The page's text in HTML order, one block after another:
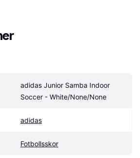
adidas Junior Samba Indoor
Soccer - White/None/None
adidas
Fotbollsskor